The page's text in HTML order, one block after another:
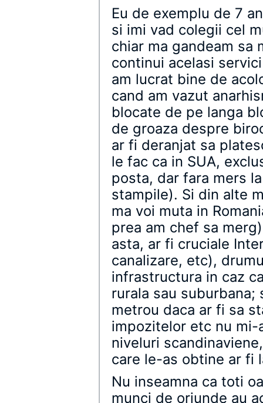
Eu de exemplu de 7
si imi vad colegii cel
chiar ma gandeam sa
continui acelasi
am lucrat bine de
cand am vazut
blocate de pe langa
de groaza despre
ar fi deranjat sa
le fac ca in SUA,
posta, dar fara mers
stampile). Si din alte
ma voi muta in
prea am chef sa
asta, ar fi cruciale
canalizare, etc),
infrastructura in caz
rurala sau
metrou daca ar fi sa
impozitelor etc nu mi-
niveluri
care le-as obtine ar fi
Nu inseamna ca toti
munci de oriunde au